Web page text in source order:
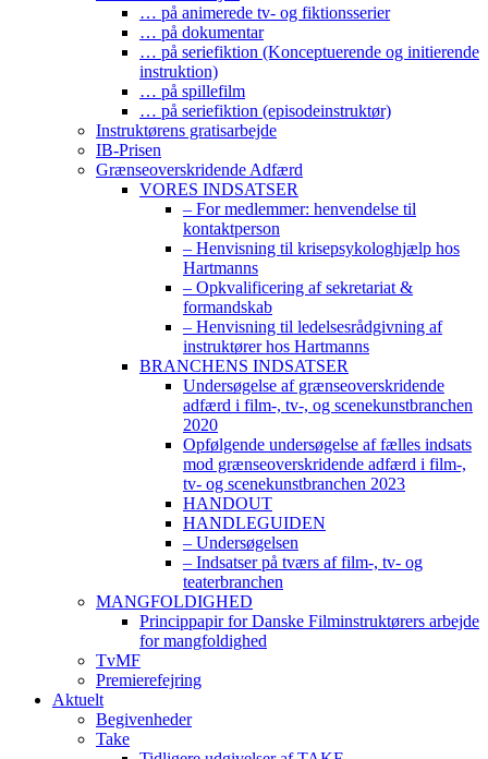
… på animerede tv- og fiktionsserier
… på dokumentar
… på seriefiktion (Konceptuerende og initierende
instruktion)
… på spillefilm
… på seriefiktion (episodeinstruktør)
Instruktørens gratisarbejde
IB-Prisen
Grænseoverskridende Adfærd
VORES INDSATSER
– For medlemmer: henvendelse til
kontaktperson
– Henvisning til krisepsykologhjælp hos
Hartmanns
– Opkvalificering af sekretariat &
formandskab
– Henvisning til ledelsesrådgivning af
instruktører hos Hartmanns
BRANCHENS INDSATSER
Undersøgelse af grænseoverskridende
adfærd i film-, tv-, og scenekunstbranchen
2020
Opfølgende undersøgelse af fælles indsats
mod grænseoverskridende adfærd i film-,
tv- og scenekunstbranchen 2023
HANDOUT
HANDLEGUIDEN
– Undersøgelsen
– Indsatser på tværs af film-, tv- og
teaterbranchen
MANGFOLDIGHED
Princippapir for Danske Filminstruktørers arbejde
for mangfoldighed
TvMF
Premierefejring
Aktuelt
Begivenheder
Take